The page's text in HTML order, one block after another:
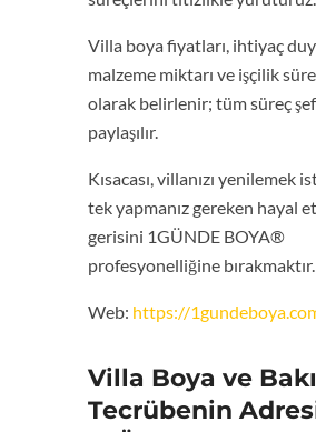
Villa boya fiyatları, ihtiyaç
malzeme miktarı ve işçilik
olarak belirlenir; tüm süreç
paylaşılır.
Kısacası, villanızı yenilemek
tek yapmanız gereken hayal
gerisini 1GÜNDE BOYA®
profesyonelliğine bırakmaktır.
Web: https://
Villa Boya ve
Tecrübenin